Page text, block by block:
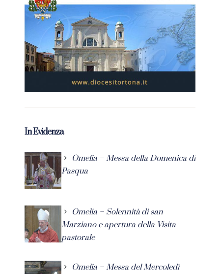
In Evidenza
Omelia – Messa della Domenica di
Pasqua
Omelia – Solennità di san
Marziano e apertura della Visita
pastorale
Omelia – Messa del Mercoledì